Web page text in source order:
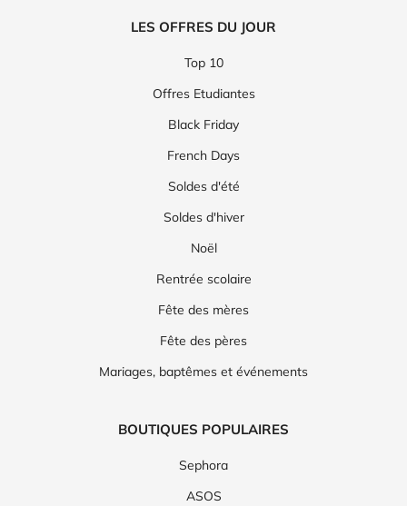
LES OFFRES DU JOUR
Top 10
Offres Etudiantes
Black Friday
French Days
Soldes d'été
Soldes d'hiver
Noël
Rentrée scolaire
Fête des mères
Fête des pères
Mariages, baptêmes et événements
BOUTIQUES POPULAIRES
Sephora
ASOS